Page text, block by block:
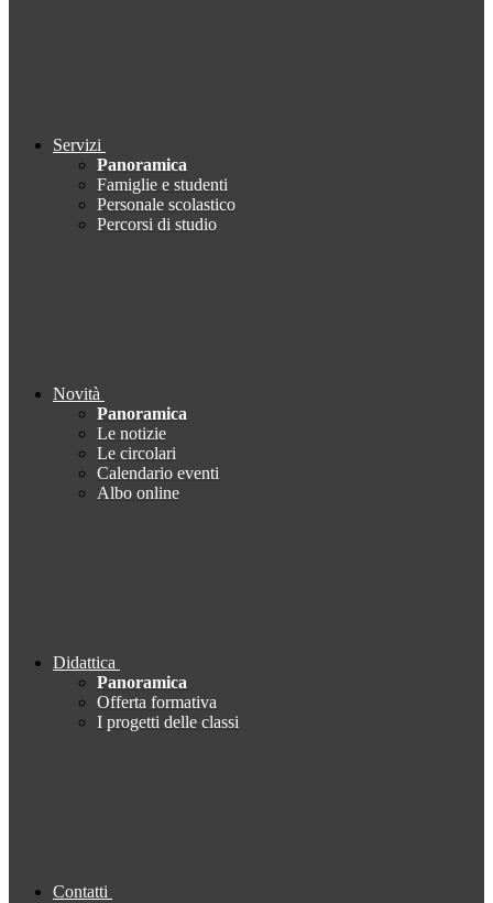
Servizi
Panoramica
Famiglie e studenti
Personale scolastico
Percorsi di studio
Novità
Panoramica
Le notizie
Le circolari
Calendario eventi
Albo online
Didattica
Panoramica
Offerta formativa
I progetti delle classi
Contatti